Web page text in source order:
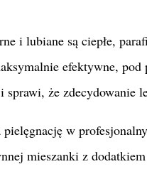
i lubiane są ciepłe,
efektywne,
że zdecydowanie
pielęgnację w
mieszanki z